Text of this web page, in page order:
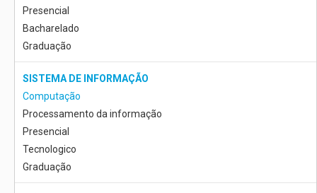
Presencial
Bacharelado
Graduação
SISTEMA DE INFORMAÇÃO
Computação
Processamento da informação
Presencial
Tecnologico
Graduação